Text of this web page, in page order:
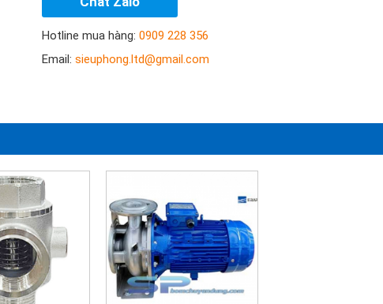
Hotline mua hàng:0909 228 356
Email:sieuphong.ltd@gmail.com